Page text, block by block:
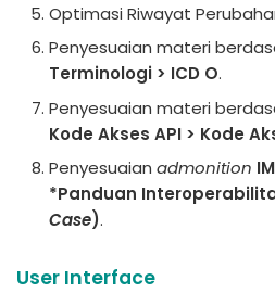
Optimasi Riwayat
Penyesuaian materi
Terminologi > ICD O.
Penyesuaian materi
Kode Akses API > Kode
Penyesuaian admonition
*Panduan
Case).
User Interface